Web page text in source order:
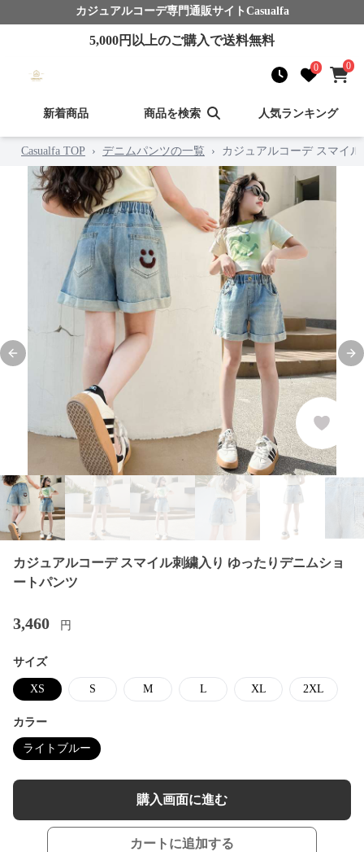
カジュアルコーデ専門通販サイト Casualfa
5,000円以上のご購入で送料無料
0 0
新着商品 商品を検索 人気ランキング
Casualfa TOP › デニムパンツの一覧 › カジュアルコーデ スマイ
Previous slide
カジュアルコーデ スマイル刺繍入り ゆったりデニムショ
ートパンツ
3,460 円
サイズ
XS S M L XL 2XL
カラー
ライトブルー
購入画面に進む
カートに追加する